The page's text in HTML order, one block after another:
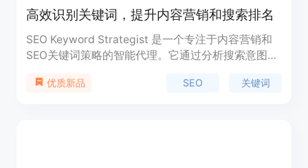
高效识别关键词，提升内容营销和搜索排名
SEO Keyword Strategist 是一个专注于内容营销和
SEO关键词策略的智能代理。它通过分析搜索意图和
而规划有效的内容策略，提高博客和着陆页的搜索排
优质新品 SEO 关键词